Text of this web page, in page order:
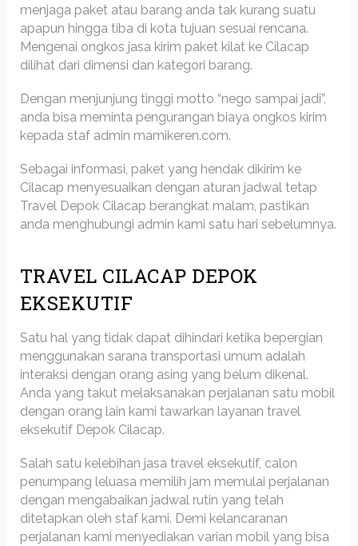
menjaga paket atau barang anda tak kurang suatu
apapun hingga tiba di kota tujuan sesuai rencana.
Mengenai ongkos jasa kirim paket kilat ke Cilacap
dilihat dari dimensi dan kategori barang.
Dengan menjunjung tinggi motto “nego sampai jadi”,
anda bisa meminta pengurangan biaya ongkos kirim
kepada staf admin mamikeren.com.
Sebagai informasi, paket yang hendak dikirim ke
Cilacap menyesuaikan dengan aturan jadwal tetap
Travel Depok Cilacap berangkat malam, pastikan
anda menghubungi admin kami satu hari sebelumnya.
TRAVEL CILACAP DEPOK
EKSEKUTIF
Satu hal yang tidak dapat dihindari ketika bepergian
menggunakan sarana transportasi umum adalah
interaksi dengan orang asing yang belum dikenal.
Anda yang takut melaksanakan perjalanan satu mobil
dengan orang lain kami tawarkan layanan travel
eksekutif Depok Cilacap.
Salah satu kelebihan jasa travel eksekutif, calon
penumpang leluasa memilih jam memulai perjalanan
dengan mengabaikan jadwal rutin yang telah
ditetapkan oleh staf kami. Demi kelancaranan
perjalanan kami menyediakan varian mobil yang bisa